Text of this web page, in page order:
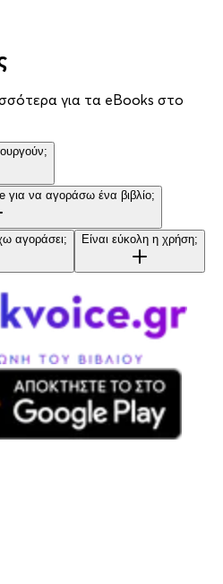
για τα eBooks στο
για να αγοράσω ένα βιβλίο;
αγοράσει; Είναι εύκολη η χρήση;